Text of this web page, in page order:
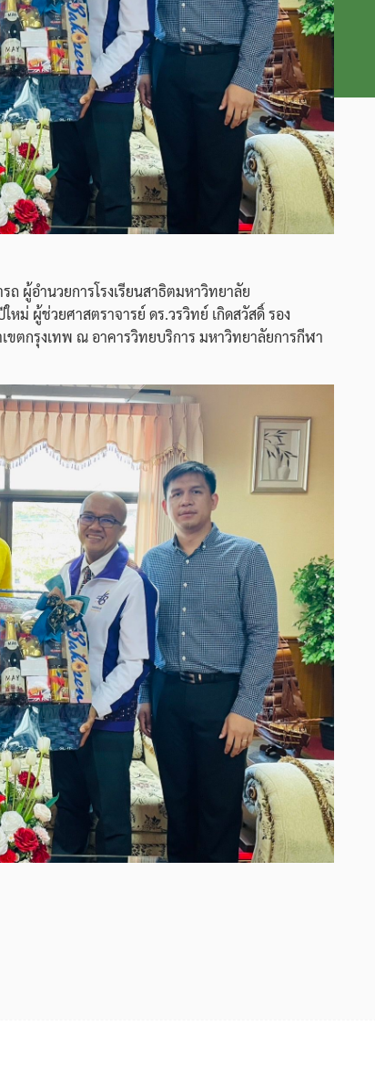
ผู้อำนวยการโรงเรียนสาธิตมหาวิทยาลัย
ม่ ผู้ช่วยศาสตราจารย์ ดร.วรวิทย์ เกิดสวัสดิ์ รอง
ตกรุงเทพ ณ อาคารวิทยบริการ มหาวิทยาลัยการกีฬา